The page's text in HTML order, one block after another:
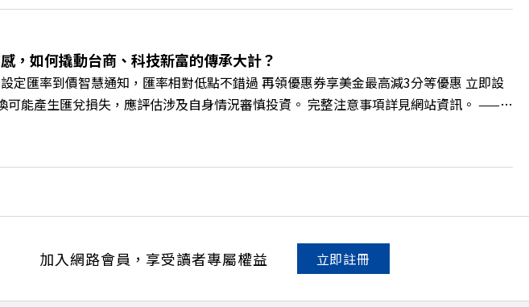
台？ 🔺最難節能的零售業如何落實「EP100」能效倍增計畫？ 🔺成功推動育嬰留停、
有人情味的文化橋梁！從社會創新到經典「日本展」的共好實踐 主持人／遠見雜誌副
董事長 黃晴雯 +++++ 🫧清除腦袋的盲點，也順手理清生活的雜亂。 點開看質感養成術
社群： LINE：https://reurl.cc/A4ELQp IG：https://bit.ly/3AjBWNV YT：
，如何撬動台商、科技新富的傳承大計？
定匯率到價智慧通知，匯率相對低點不錯過 再領優惠券享美金最高減3分等優惠 立即設
能產生匯兌損失，應評估涉及自身情況審慎投資。 完整注意事項詳見網站資訊。 ——
為亞洲新一代的財富調度與資產管理重鎮，你的資產配置會怎麼變？在政府力推「亞洲
，台灣的投信、信託與財富管理業務，正迎來史詩級的法規鬆綁與資金浪潮。 本集《遠
台灣史上最大規模的財富版圖重組。 🔺資產管理大躍進！台灣憑什麼挑戰亞太金融重
總編輯 林讓均 與談人／遠見雜誌資深主編 廖君雅 +++++ 💰更多專題導覽
IG：https://bit.ly/3AjBWNV YT：https://bit.ly/38jNi9k Powered by Firstory
加入網路會員，享受讀者專屬權益 立即註冊